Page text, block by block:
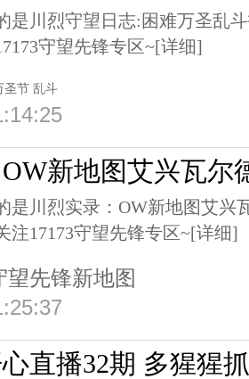
是川烈守望日志:困难万圣乱
守望先锋专区~[详细]
圣节 乱斗
新地图艾兴瓦尔
是川烈实录：OW新地图艾兴
注17173守望先锋专区~[详细]
望先锋新地图
直播32期 多猩猩